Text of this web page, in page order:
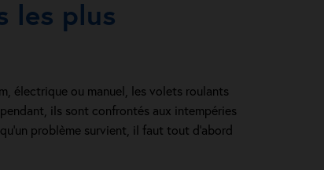
les plus
électrique ou manuel, les volets roulants
ils sont confrontés aux intempéries
problème survient, il faut tout d’abord